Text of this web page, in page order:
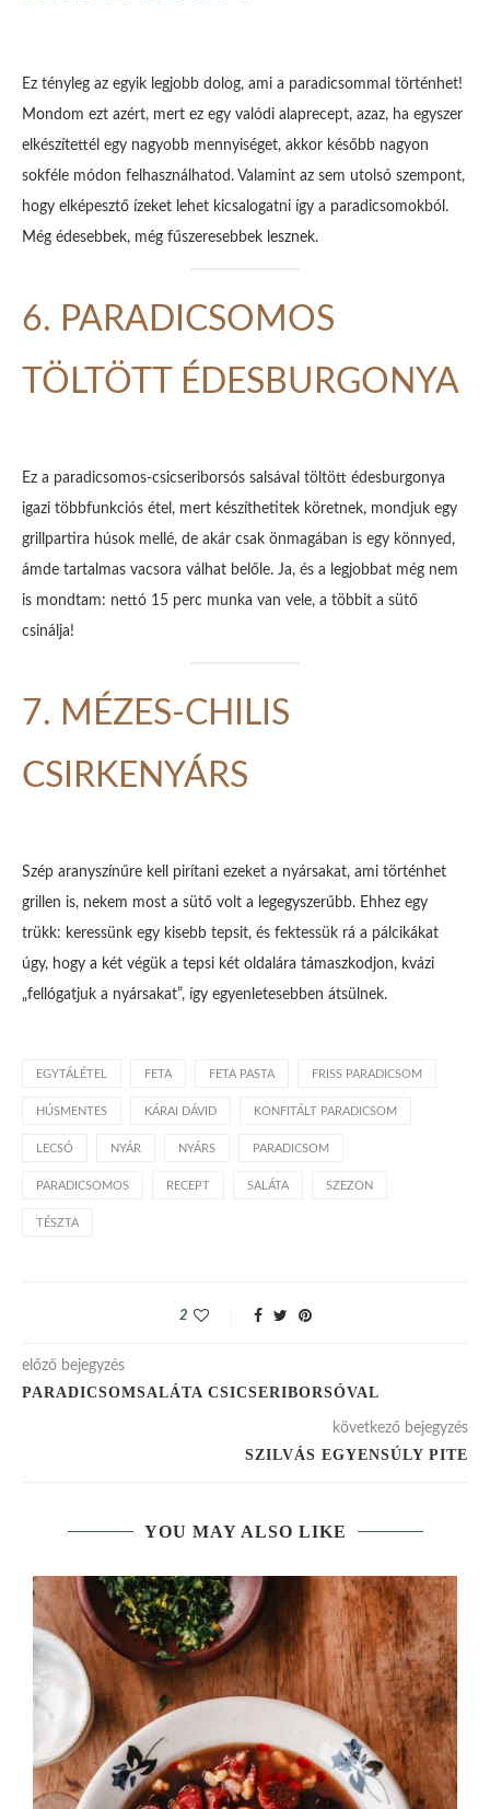
Ez tényleg az egyik legjobb dolog, ami a paradicsommal történhet!
Mondom ezt azért, mert ez egy valódi alaprecept, azaz, ha egyszer
elkészítettél egy nagyobb mennyiséget, akkor később nagyon
sokféle módon felhasználhatod. Valamint az sem utolsó szempont,
hogy elképesztő ízeket lehet kicsalogatni így a paradicsomokból.
Még édesebbek, még fűszeresebbek lesznek.
6. PARADICSOMOS
TÖLTÖTT ÉDESBURGONYA
Ez a paradicsomos-csicseriborsós salsával töltött édesburgonya
igazi többfunkciós étel, mert készíthetitek köretnek, mondjuk egy
grillpartira húsok mellé, de akár csak önmagában is egy könnyed,
ámde tartalmas vacsora válhat belőle. Ja, és a legjobbat még nem
is mondtam: nettó 15 perc munka van vele, a többit a sütő
csinálja!
7. MÉZES-CHILIS
CSIRKENYÁRS
Szép aranyszínűre kell pirítani ezeket a nyársakat, ami történhet
grillen is, nekem most a sütő volt a legegyszerűbb. Ehhez egy
trükk: keressünk egy kisebb tepsit, és fektessük rá a pálcikákat
úgy, hogy a két végük a tepsi két oldalára támaszkodjon, kvázi
„fellógatjuk a nyársakat”, így egyenletesebben átsülnek.
EGYTÁLÉTEL FETA FETA PASTA FRISS PARADICSOM
HÚSMENTES KÁRAI DÁVID KONFITÁLT PARADICSOM
LECSÓ NYÁR NYÁRS PARADICSOM
PARADICSOMOS RECEPT SALÁTA SZEZON
TÉSZTA
2
előző bejegyzés
PARADICSOMSALÁTA CSICSERIBORSÓVAL
következő bejegyzés
SZILVÁS EGYENSÚLY PITE
YOU MAY ALSO LIKE